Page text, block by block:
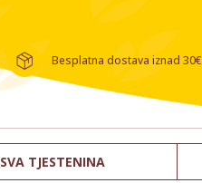
Besplatna dostava iznad 30€
SVA TJESTENINA